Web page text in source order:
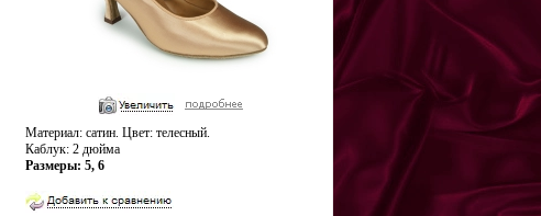
Материал: сатин. Цвет: телесный.
Каблук: 2 дюйма
Размеры: 5, 6